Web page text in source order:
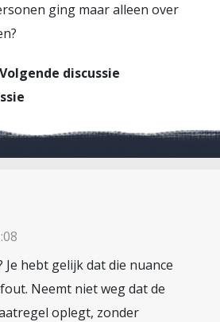
ging maar alleen over
Volgende discussie
Je hebt gelijk dat die nuance
Neemt niet weg dat de
oplegt, zonder